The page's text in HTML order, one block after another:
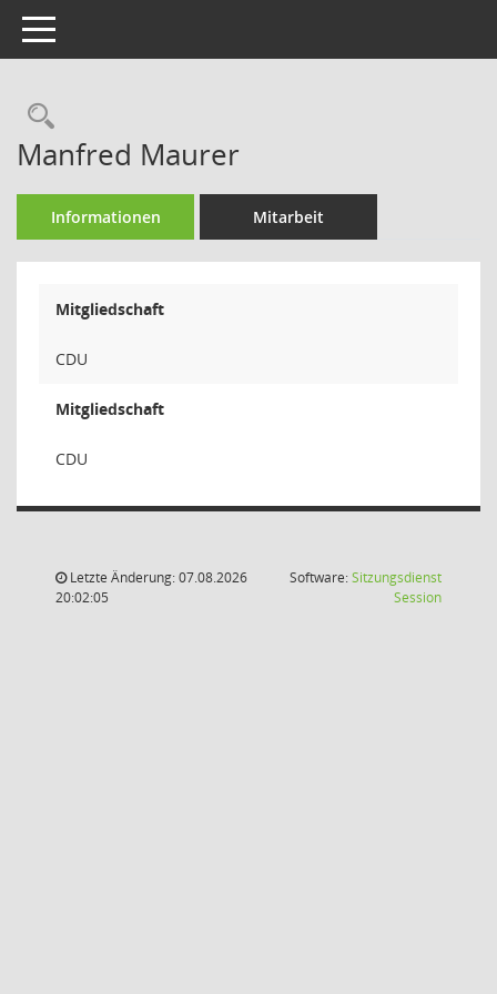
Toggle navigation
Rechercheauswahl
Manfred Maurer
Informationen Mitarbeit
Mitgliedschaft
CDU
Mitgliedschaft
CDU
Letzte Änderung: 07.08.2026
20:02:05
Software:Sitzungsdienst
Session(Wird in